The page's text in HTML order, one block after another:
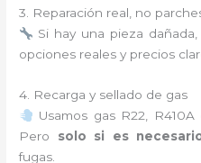
3. Reparación real, no
Si hay una pieza dañada,
opciones reales y precios
4. Recarga y sellado de gas
Usamos gas R22,
Pero solo si es
fugas.